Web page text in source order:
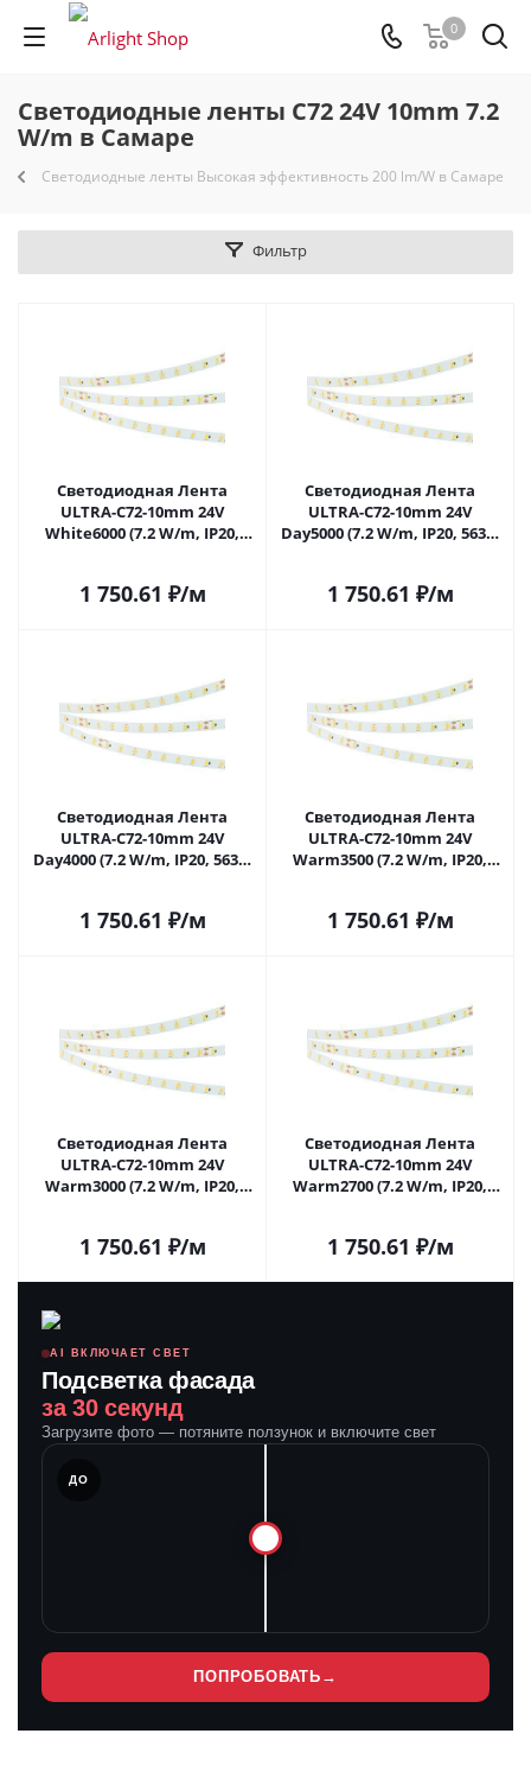
0
Светодиодные ленты C72 24V 10mm 7.2
W/m в Самаре
Светодиодные ленты Высокая эффективность 200 lm/W в Самаре
Фильтр
Светодиодная Лента
ULTRA-C72-10mm 24V
White6000 (7.2 W/m, IP20,
в Самаре
1 750.61 ₽/м
Светодиодная Лента
ULTRA-C72-10mm 24V
Day5000 (7.2 W/m, IP20, 5630,
1 750.61 ₽/м
Светодиодная Лента
ULTRA-C72-10mm 24V
Day4000 (7.2 W/m, IP20, 5630,
1 750.61 ₽/м
Светодиодная Лента
ULTRA-C72-10mm 24V
Warm3500 (7.2 W/m, IP20,
в Самаре
1 750.61 ₽/м
Светодиодная Лента
ULTRA-C72-10mm 24V
Warm3000 (7.2 W/m, IP20,
в Самаре
1 750.61 ₽/м
Светодиодная Лента
ULTRA-C72-10mm 24V
Warm2700 (7.2 W/m, IP20,
в Самаре
1 750.61 ₽/м
AI ВКЛЮЧАЕТ СВЕТ
Подсветка фасада
за 30 секунд
Загрузите фото — потяните ползунок и включите свет
ДО
ПОПРОБОВАТЬ →